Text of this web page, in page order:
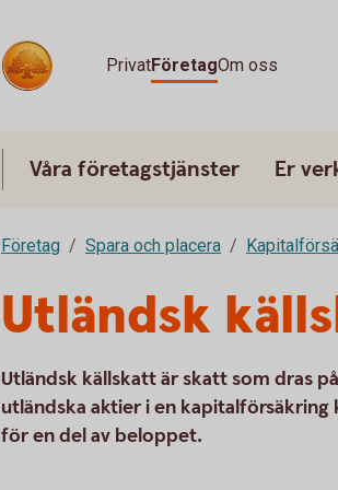
PrivatFöretagOm oss
Våra företagstjänster Er
Företag Spara och placera
Utländsk
Utländsk källskatt är skatt som dras
utländska aktier i en
för en del av beloppet.